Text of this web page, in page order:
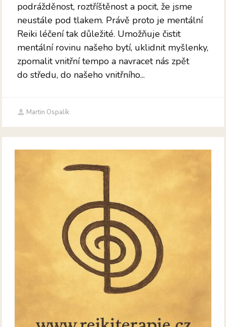
podrážděnost, roztříštěnost a pocit, že jsme
neustále pod tlakem. Právě proto je mentální
Reiki léčení tak důležité. Umožňuje čistit
mentální rovinu našeho bytí, uklidnit myšlenky,
zpomalit vnitřní tempo a navracet nás zpět
do středu, do našeho vnitřního...
Martin Ospalík